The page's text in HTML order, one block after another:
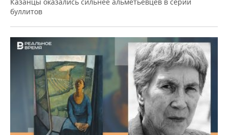
буллитов